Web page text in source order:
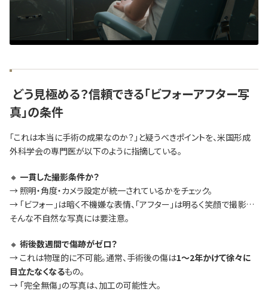
どう見極める？信頼できる「ビフォーアフター写
真」の条件
「これは本当に手術の成果なのか？」と疑うべきポイントを、米国形成
外科学会の専門医が以下のように指摘している。
🔸 一貫した撮影条件か？
→ 照明・角度・カメラ設定が統一されているかをチェック。
→ 「ビフォー」は暗く不機嫌な表情、「アフター」は明るく笑顔で撮影…
そんな不自然な写真には要注意。
🔸 術後数週間で傷跡がゼロ？
→ これは物理的に不可能。通常、手術後の傷は1～2年かけて徐々に
目立たなくなるもの。
→ 「完全無傷」の写真は、加工の可能性大。